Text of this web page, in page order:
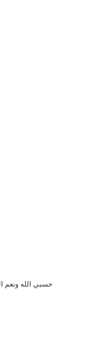
حسبي الله ونعم